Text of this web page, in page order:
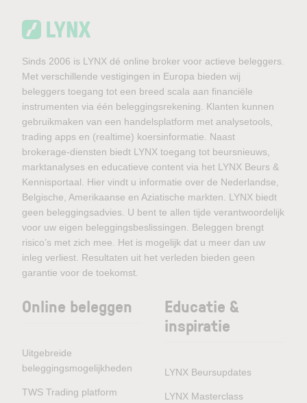
Sinds 2006 is LYNX dé online broker voor actieve beleggers.
Met verschillende vestigingen in Europa bieden wij
beleggers toegang tot een breed scala aan financiële
instrumenten via één beleggingsrekening. Klanten kunnen
gebruikmaken van een handelsplatform met analysetools,
trading apps en (realtime) koersinformatie. Naast
brokerage-diensten biedt LYNX toegang tot beursnieuws,
marktanalyses en educatieve content via het LYNX Beurs &
Kennisportaal. Hier vindt u informatie over de Nederlandse,
Belgische, Amerikaanse en Aziatische markten. LYNX biedt
geen beleggingsadvies. U bent te allen tijde verantwoordelijk
voor uw eigen beleggingsbeslissingen. Beleggen brengt
risico’s met zich mee. Het is mogelijk dat u meer dan uw
inleg verliest. Resultaten uit het verleden bieden geen
garantie voor de toekomst.
Online beleggen
Uitgebreide
beleggingsmogelijkheden
TWS Trading platform
Educatie &
inspiratie
LYNX Beursupdates
LYNX Masterclass